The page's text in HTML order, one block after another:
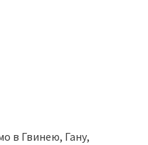
в Гвинею, Гану,